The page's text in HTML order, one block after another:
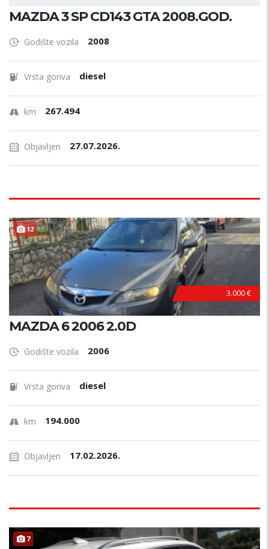
MAZDA 3 SP CD143 GTA 2008.GOD.
Godište vozila 2008
Vrsta goriva diesel
km 267.494
Objavljen 27.07.2026.
12
3.000 €
MAZDA 6 2006 2.0D
Godište vozila 2006
Vrsta goriva diesel
km 194.000
Objavljen 17.02.2026.
7